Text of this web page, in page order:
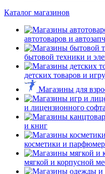
Каталог магазинов
автотоваров и
бытовой техники и
детских товаров и
Магазины для
и лицензионного софта
и книг
косметики и
мягкой и корпусной